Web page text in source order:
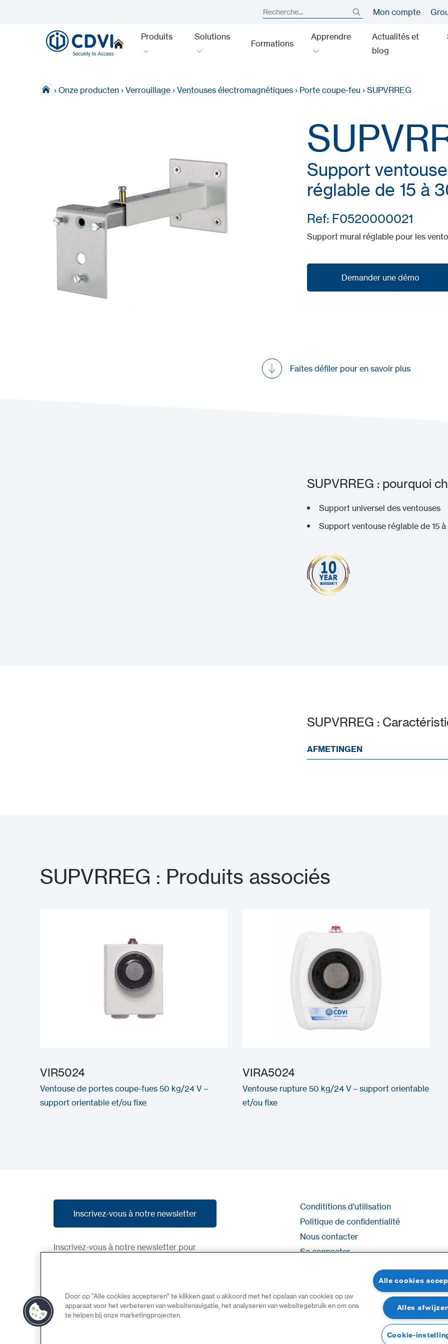
Mon compte
Produits Solutions
Formations
Apprendre
Actualités et
blog
› Onze producten › Verrouillage › Ventouses électromagnétiques › Porte coupe-feu › SUPVRREG
Support
réglable de 15 à
Ref: F0520000021
Support mural réglable pour les
Demander une démo
Faites défiler pour en savoir plus
SUPVRREG : pourquoi
Support universel des ventouses
Support ventouse réglable de 15
SUPVRREG :
AFMETINGEN
SUPVRREG : Produits associés
VIR5024
Ventouse de portes coupe-fues 50 kg/24 V –
support orientable et/ou fixe
VIRA5024
Ventouse rupture 50 kg/24 V – support orientable
et/ou fixe
Inscrivez-vous à notre newsletter
Inscrivez-vous à notre newsletter
Inscrivez-vous à notre newsletter pour
Condititions d'utilisation
Politique de confidentialité
Nous contacter
Se connecter
Door op “Alle cookies accepteren” te klikken gaat u akkoord met het opslaan van cookies op uw
apparaat voor het verbeteren van websitenavigatie, het analyseren van websitegebruik en om ons
te helpen bij onze marketingprojecten.
Alle cookies
Alles
Cookie-